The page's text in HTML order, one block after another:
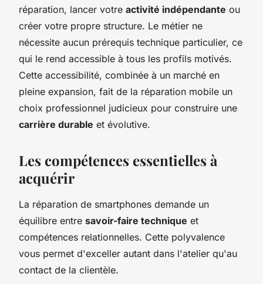
réparation, lancer votre activité indépendante ou
créer votre propre structure. Le métier ne
nécessite aucun prérequis technique particulier, ce
qui le rend accessible à tous les profils motivés.
Cette accessibilité, combinée à un marché en
pleine expansion, fait de la réparation mobile un
choix professionnel judicieux pour construire une
carrière durable et évolutive.
Les compétences essentielles à
acquérir
La réparation de smartphones demande un
équilibre entre savoir-faire technique et
compétences relationnelles. Cette polyvalence
vous permet d'exceller autant dans l'atelier qu'au
contact de la clientèle.